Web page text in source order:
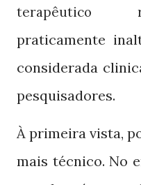
terapêutico
praticamente
considerada
pesquisadores.
À primeira vista,
mais técnico. No